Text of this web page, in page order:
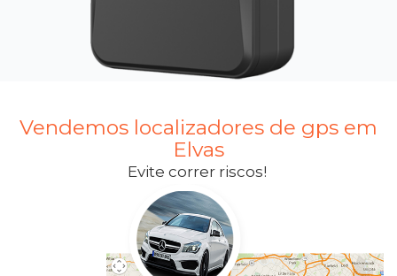
Vendemos localizadores de gps em
Elvas
Evite correr riscos!